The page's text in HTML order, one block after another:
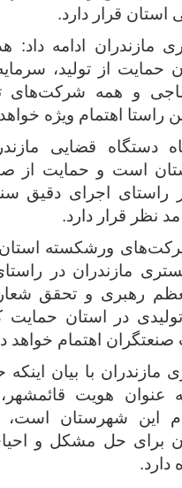
قرار دارد.
ادامه داد:
از تولید، سرمایه
و همه شرکت‌های
اهتمام ویژه
دستگاه قضایی
است و حمایت از
راستای اجرای دقیق
نظر قرار دارد.
ورشکسته استان
مازندران در راستای
رهبری و تحقق شعار
در استان حمایت
اهتمام خواهد
با بیان اینکه
هویت قائمشهر،
شهرستان است،
برای حل مشکل و احیای